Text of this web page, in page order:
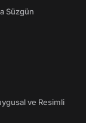
Süzgün
ve Resimli